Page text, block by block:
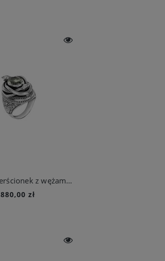
Srebrny pierścionek z wężami i ametystem z kolekcji Duo
880,00 zł